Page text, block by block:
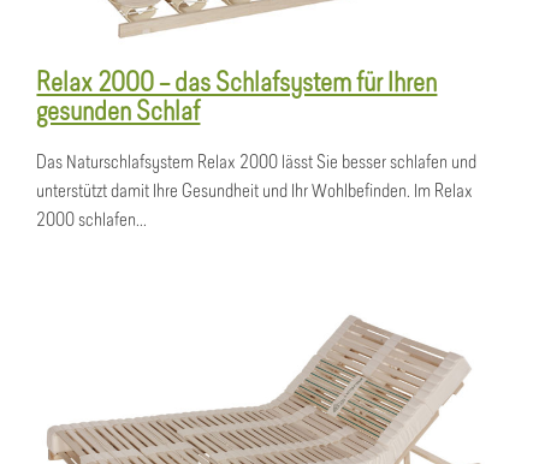
Relax 2000 – das Schlafsystem für Ihren
gesunden Schlaf
Das Naturschlafsystem Relax 2000 lässt Sie besser schlafen und
unterstützt damit Ihre Gesundheit und Ihr Wohlbefinden. Im Relax
2000 schlafen...